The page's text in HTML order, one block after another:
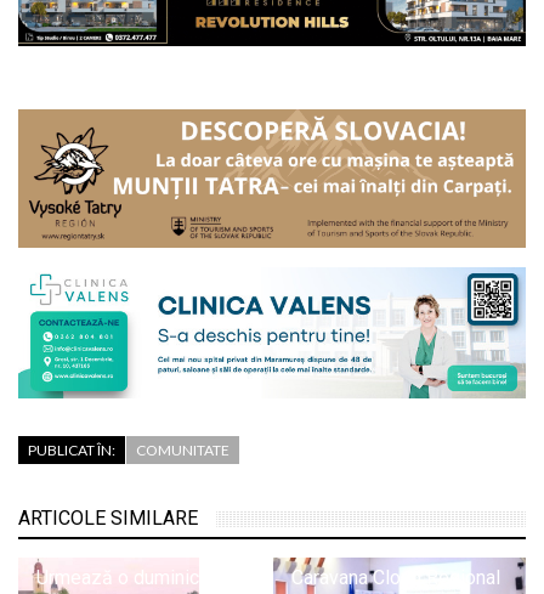
PUBLICAT ÎN: COMUNITATE
ARTICOLE SIMILARE
Urmează o duminică
Caravana Cloud Regional